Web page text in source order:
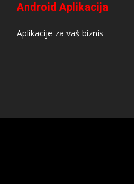
Android Aplikacija
Aplikacije za vaš biznis